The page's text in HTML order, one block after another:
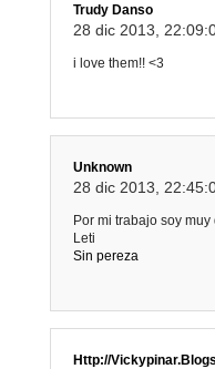
Trudy Danso
28 dic 2013,
i love them!! <3
Unknown
28 dic 2013,
Por mi trabajo soy
Leti
Sin pereza
Http://